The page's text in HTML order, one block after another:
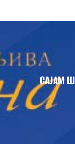
to
О САЈМУ
ПРОГРАМ САЈМА 2024
ВЕСТИ
КОНТАКТ
САЈАМ